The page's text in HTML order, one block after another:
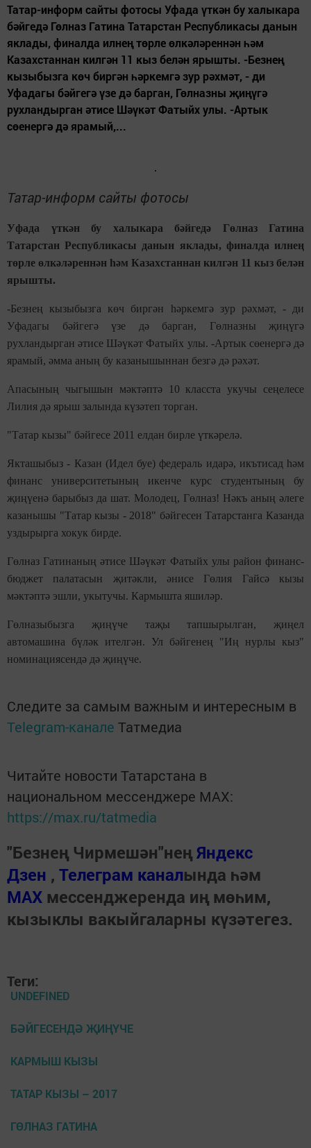
Татар-информ сайты фотосы Уфада үткән бу халыкара
бәйгедә Гөлназ Гатина Татарстан Республикасы данын
яклады, финалда илнең төрле өлкәләреннән һәм
Казахстаннан килгән 11 кыз белән ярышты. -Безнең
кызыбызга көч биргән һәркемгә зур рәхмәт, - ди
Уфадагы бәйгегә үзе дә барган, Гөлназны җиңүгә
рухландырган әтисе Шәүкәт Фатыйх улы. -Артык
сөенергә дә ярамый,...
Татар-информ сайты фотосы
Уфада үткән бу халыкара бәйгедә Гөлназ Гатина
Татарстан Республикасы данын яклады, финалда илнең
төрле өлкәләреннән һәм Казахстаннан килгән 11 кыз белән
ярышты.
-Безнең кызыбызга көч биргән һәркемгә зур рәхмәт, - ди
Уфадагы бәйгегә үзе дә барган, Гөлназны җиңүгә
рухландырган әтисе Шәүкәт Фатыйх улы. -Артык сөенергә дә
ярамый, әмма аның бу казанышыннан безгә дә рәхәт.
Апасының чыгышын мәктәптә 10 класста укучы сеңелесе
Лилия дә ярыш залында күзәтеп торган.
"Татар кызы" бәйгесе 2011 елдан бирле үткәрелә.
Якташыбыз - Казан (Идел буе) федераль идарә, икътисад һәм
финанс университетының икенче курс студентының бу
җиңүенә барыбыз да шат. Молодец, Гөлназ! Нәкъ аның әлеге
казанышы "Татар кызы - 2018" бәйгесен Татарстанга Казанда
уздырырга хокук бирде.
Гөлназ Гатинаның әтисе Шәүкәт Фатыйх улы район финанс-
бюджет палатасын җитәкли, әнисе Гөлия Гайсә кызы
мәктәптә эшли, укытучы. Кармышта яшиләр.
Гөлназыбызга җиңүче таҗы тапшырылган, җиңел
автомашина бүләк ителгән. Ул бәйгенең "Иң нурлы кыз"
номинациясендә дә җиңүче.
Следите за самым важным и интересным в
Telegram-канале Татмедиа
Читайте новости Татарстана в
национальном мессенджере MАХ:
https://max.ru/tatmedia
"Безнең Чирмешән"неңЯндекс
Дзен , Телеграм каналында һәм
МАХ мессенджеренда иң мөһим,
кызыклы вакыйгаларны күзәтегез.
Теги:
UNDEFINED
БӘЙГЕСЕНДӘ ҖИҢҮЧЕ
КАРМЫШ КЫЗЫ
ТАТАР КЫЗЫ – 2017
ГӨЛНАЗ ГАТИНА